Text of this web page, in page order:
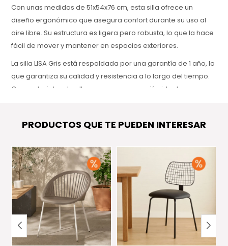
Con unas medidas de 51x54x76 cm, esta silla ofrece un
diseño ergonómico que asegura confort durante su uso al
aire libre. Su estructura es ligera pero robusta, lo que la hace
fácil de mover y mantener en espacios exteriores.
La silla LISA Gris está respaldada por una garantía de 1 año, lo
que garantiza su calidad y resistencia a lo largo del tiempo.
Con materiales de alta gama, es una opción ideal para
PRODUCTOS QUE TE PUEDEN INTERESAR